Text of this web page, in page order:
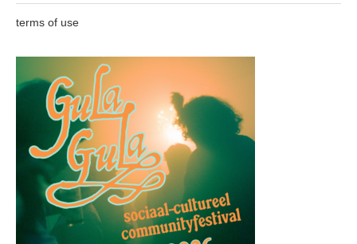
terms of use